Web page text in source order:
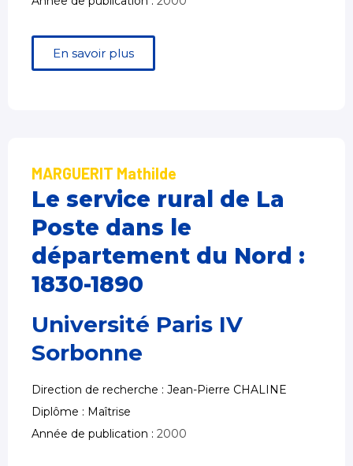
En savoir plus
MARGUERIT Mathilde
Le service rural de La
Poste dans le
département du Nord :
1830-1890
Université Paris IV
Sorbonne
Direction de recherche : Jean-Pierre CHALINE
Diplôme : Maîtrise
Année de publication : 2000